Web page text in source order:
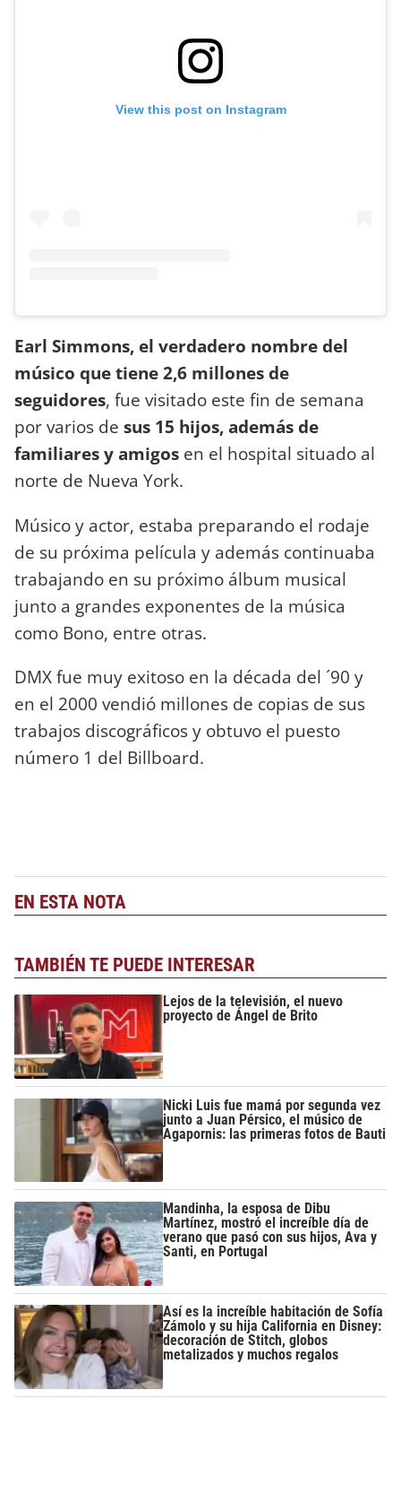
View this post on Instagram
Earl Simmons, el verdadero nombre del
músico que tiene 2,6 millones de
seguidores, fue visitado este fin de semana
por varios de sus 15 hijos, además de
familiares y amigos en el hospital situado al
norte de Nueva York.
Músico y actor, estaba preparando el rodaje
de su próxima película y además continuaba
trabajando en su próximo álbum musical
junto a grandes exponentes de la música
como Bono, entre otras.
DMX fue muy exitoso en la década del ´90 y
en el 2000 vendió millones de copias de sus
trabajos discográficos y obtuvo el puesto
número 1 del Billboard.
EN ESTA NOTA
TAMBIÉN TE PUEDE INTERESAR
Lejos de la televisión, el nuevo
proyecto de Ángel de Brito
Nicki Luis fue mamá por segunda vez
junto a Juan Pérsico, el músico de
Agapornis: las primeras fotos de Bauti
Mandinha, la esposa de Dibu
Martínez, mostró el increíble día de
verano que pasó con sus hijos, Ava y
Santi, en Portugal
Así es la increíble habitación de Sofía
Zámolo y su hija California en Disney:
decoración de Stitch, globos
metalizados y muchos regalos